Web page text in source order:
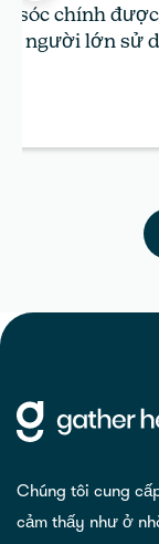
sóc chính
người lớn sử
Chúng tôi cung
cảm thấy như ở